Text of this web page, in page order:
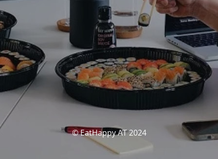
© EatHappy AT 2024